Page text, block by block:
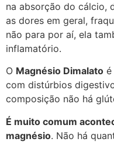
na absorção do cálcio,
as dores em geral,
não para por aí, ela
inflamatório.
O Magnésio Dimalato é
com distúrbios
composição não há
É muito comum
magnésio. Não há